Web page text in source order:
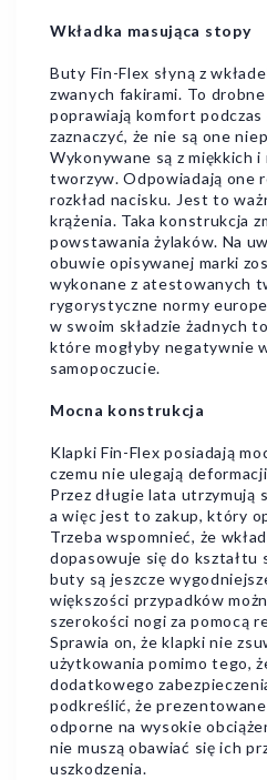
Wkładka masująca stopy
Buty Fin-Flex słyną z
zwanych fakirami. To
poprawiają komfort podczas
zaznaczyć, że nie są one
Wykonywane są z miękkich
tworzyw. Odpowiadają one
rozkład nacisku. Jest to
krążenia. Taka konstrukcja
powstawania żylaków. Na
obuwie opisywanej marki
wykonane z atestowanych
rygorystyczne normy
w swoim składzie żadnych
które mogłyby negatywnie
samopoczucie.
Mocna konstrukcja
Klapki Fin-Flex posiadają
czemu nie ulegają
Przez długie lata utrzymują
a więc jest to zakup, który
Trzeba wspomnieć, że
dopasowuje się do kształtu
buty są jeszcze
większości przypadków
szerokości nogi za pomocą
Sprawia on, że klapki nie
użytkowania pomimo tego,
dodatkowego
podkreślić, że
odporne na wysokie
nie muszą obawiać się ich
uszkodzenia.